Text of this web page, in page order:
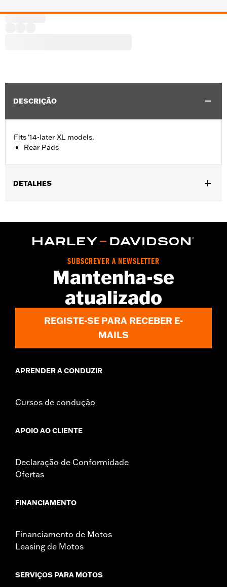
DESCRIÇÃO
Fits '14-later XL models.
Rear Pads
DETALHES
SUBSCREVER A NEWSLETTER
Mantenha-se
atualizado
REGISTE-SE PARA RECEBER E-
MAILS
APRENDER A CONDUZIR
Cursos de condução
APOIO AO CLIENTE
Declaração de Conformidade
Ofertas
FINANCIAMENTO
Financiamento de Motos
Leasing de Motos
SERVIÇOS PARA MOTOS